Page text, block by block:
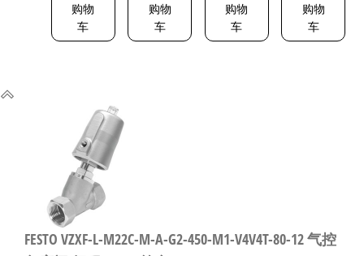
购物
车
购物
车
购物
车
购物
车
FESTO VZXF-L-M22C-M-A-G2-450-M1-V4V4T-80-12 气控